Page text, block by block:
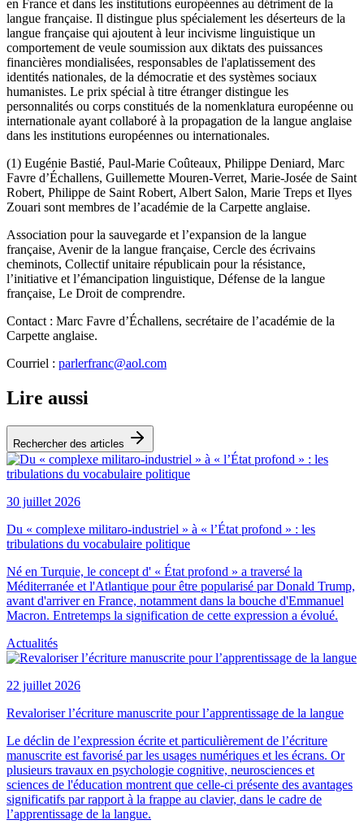
en France et dans les institutions européennes au détriment de la
langue française. Il distingue plus spécialement les déserteurs de la
langue française qui ajoutent à leur incivisme linguistique un
comportement de veule soumission aux diktats des puissances
financières mondialisées, responsables de l'aplatissement des
identités nationales, de la démocratie et des systèmes sociaux
humanistes. Le prix spécial à titre étranger distingue les
personnalités ou corps constitués de la nomenklatura européenne ou
internationale ayant collaboré à la propagation de la langue anglaise
dans les institutions européennes ou internationales.
(1) Eugénie Bastié, Paul-Marie Coûteaux, Philippe Deniard, Marc
Favre d’Échallens, Guillemette Mouren-Verret, Marie-Josée de Saint
Robert, Philippe de Saint Robert, Albert Salon, Marie Treps et Ilyes
Zouari sont membres de l’académie de la Carpette anglaise.
Association pour la sauvegarde et l’expansion de la langue
française, Avenir de la langue française, Cercle des écrivains
cheminots, Collectif unitaire républicain pour la résistance,
l’initiative et l’émancipation linguistique, Défense de la langue
française, Le Droit de comprendre.
Contact : Marc Favre d’Échallens, secrétaire de l’académie de la
Carpette anglaise.
Courriel : parlerfranc@aol.com
Lire aussi
Rechercher des articles
30 juillet 2026
Du « complexe militaro-industriel » à « l’État profond » : les
tribulations du vocabulaire politique
Né en Turquie, le concept d' « État profond » a traversé la
Méditerranée et l'Atlantique pour être popularisé par Donald Trump,
avant d'arriver en France, notamment dans la bouche d'Emmanuel
Macron. Entretemps la signification de cette expression a évolué.
Actualités
22 juillet 2026
Revaloriser l’écriture manuscrite pour l’apprentissage de la langue
Le déclin de l’expression écrite et particulièrement de l’écriture
manuscrite est favorisé par les usages numériques et les écrans. Or
plusieurs travaux en psychologie cognitive, neurosciences et
sciences de l'éducation montrent que celle-ci présente des avantages
significatifs par rapport à la frappe au clavier, dans le cadre de
l’apprentissage de la langue.